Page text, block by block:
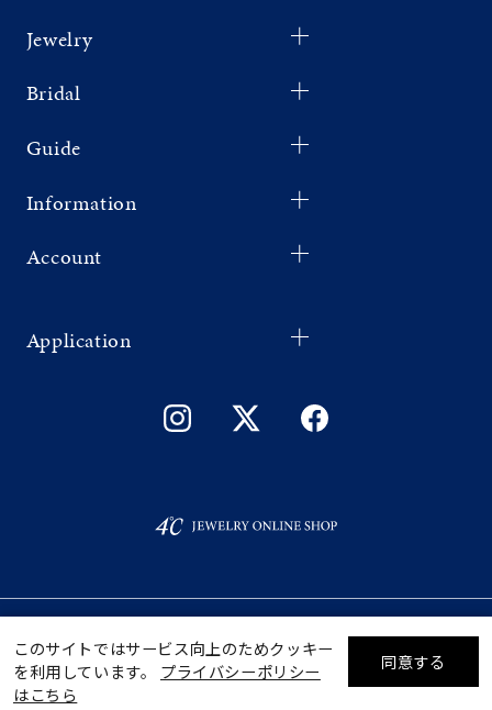
絞り込んで検索する
Jewelry
Bridal
Guide
Information
Account
Application
このサイトではサービス向上のためクッキー
を利用しています。 プライバシーポリシー
はこちら
同意する
ギフトをお探しですか？